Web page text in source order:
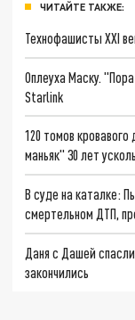
ЧИТАЙТЕ ТАКЖЕ:
Технофашисты XXI
Оплеуха Маску.
Starlink
120 томов
маньяк" 30 лет
В суде на каталке:
смертельном ДТП,
Даня с Дашей
закончились